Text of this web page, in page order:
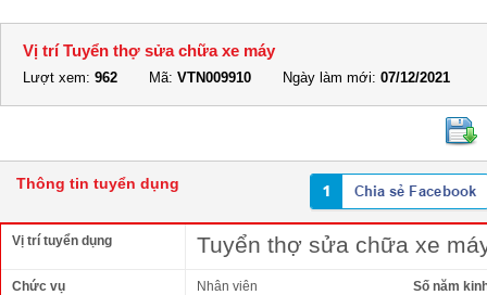
Vị trí Tuyển thợ sửa chữa xe máy
Lượt xem: 962 Mã: VTN009910 Ngày làm mới: 07/12/2021
Thông tin tuyển dụng
Vị trí tuyển dụng Tuyển thợ sửa chữa xe
Chức vụ Nhân viên Số năm